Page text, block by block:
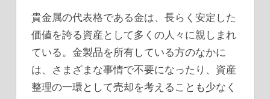
貴金属の代表格である金は、長らく安定した
価値を誇る資産として多くの人々に親しまれ
ている。 金製品を所有している方のなかに
は、さまざまな事情で不要になったり、資産
整理の一環として売却を考えることも少なく